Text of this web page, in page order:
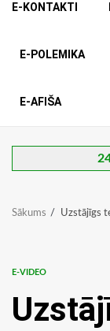
E-KONTAKTI
E-POLEMIKA
E-AFIŠA
Sākums Uzstājīgs
E-VIDEO